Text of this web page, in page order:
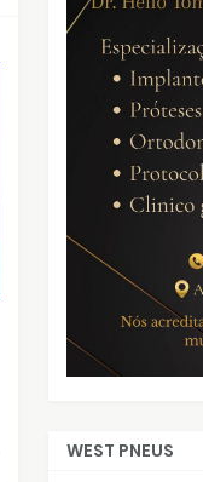
WEST PNEUS